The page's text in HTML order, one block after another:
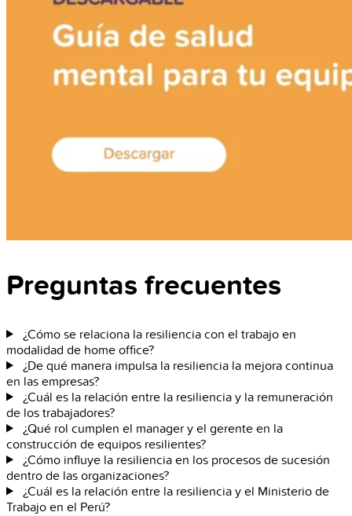
Preguntas frecuentes
¿Cómo se relaciona la resiliencia con el trabajo en
modalidad de home office?
¿De qué manera impulsa la resiliencia la mejora continua
en las empresas?
¿Cuál es la relación entre la resiliencia y la remuneración
de los trabajadores?
¿Qué rol cumplen el manager y el gerente en la
construcción de equipos resilientes?
¿Cómo influye la resiliencia en los procesos de sucesión
dentro de las organizaciones?
¿Cuál es la relación entre la resiliencia y el Ministerio de
Trabajo en el Perú?